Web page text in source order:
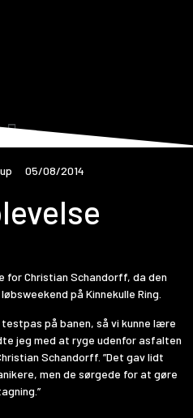
05/08/2014
Christian Schandorff, da den
på Kinnekulle Ring.
på banen, så vi kunne lære
jeg med at ryge udenfor asfalten
Schandorff. ”Det gav lidt
men de sørgede for at gøre